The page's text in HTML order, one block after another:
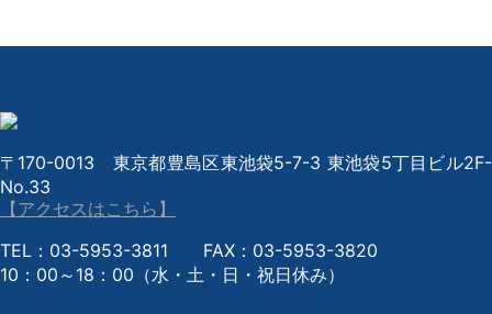
〒170-0013 東京都豊島区東池袋5-7-3 東池袋5丁目ビル2F-
No.33
【アクセスはこちら】
TEL：03-5953-3811 FAX：03-5953-3820
10：00～18：00（水・土・日・祝日休み）